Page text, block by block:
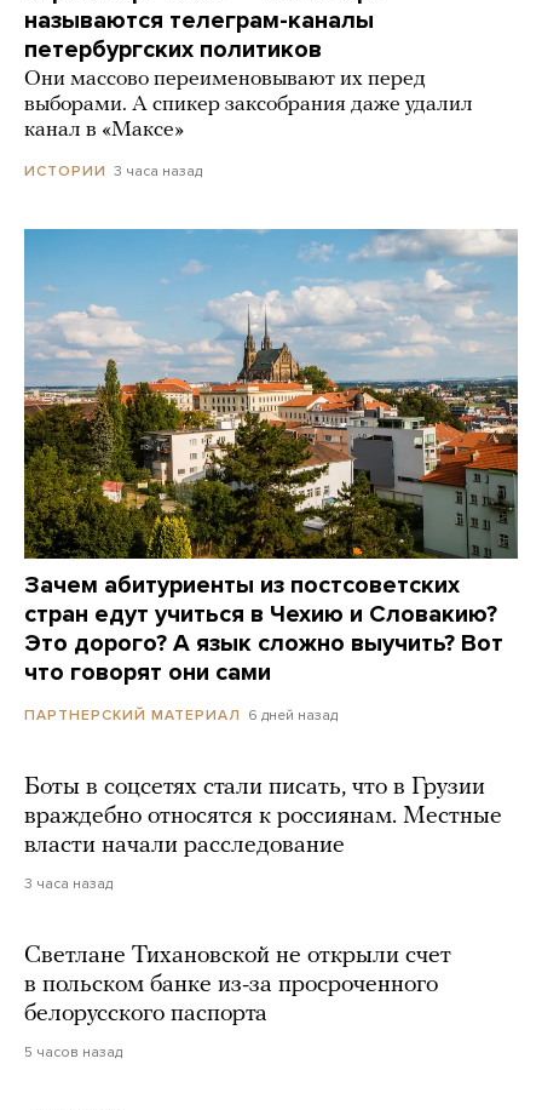
называются телеграм-каналы
петербургских политиков
Они массово переименовывают их перед
выборами. А спикер заксобрания даже удалил
канал в «Максе»
ИСТОРИИ 3 часа назад
Зачем абитуриенты из постсоветских
стран едут учиться в Чехию и Словакию?
Это дорого? А язык сложно выучить? Вот
что говорят они сами
ПАРТНЕРСКИЙ МАТЕРИАЛ 6 дней назад
Боты в соцсетях стали писать, что в Грузии
враждебно относятся к россиянам. Местные
власти начали расследование
3 часа назад
Светлане Тихановской не открыли счет
в польском банке из-за просроченного
белорусского паспорта
5 часов назад